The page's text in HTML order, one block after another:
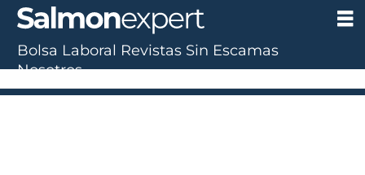
Bolsa Laboral Revistas Sin Escamas
Nosotros